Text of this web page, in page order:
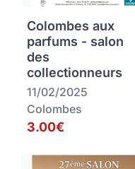
Colombes aux
parfums - salon
des
collectionneurs
11/02/2025
Colombes
3.00€